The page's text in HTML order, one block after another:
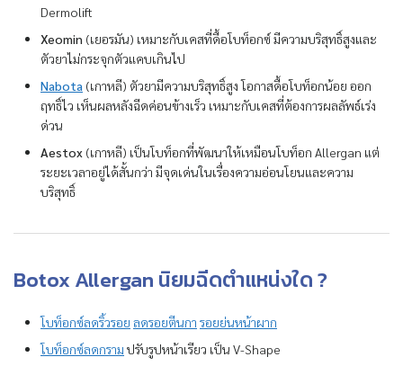
Dermolift
Xeomin (เยอรมัน) เหมาะกับเคสที่ดื้อโบท็อกซ์ มีความบริสุทธิ์สูงและ
ตัวยาไม่กระจุกตัวแคบเกินไป
Nabota (เกาหลี) ตัวยามีความบริสุทธิ์สูง โอกาสดื้อโบท็อกน้อย ออก
ฤทธิ์ไว เห็นผลหลังฉีดค่อนข้างเร็ว เหมาะกับเคสที่ต้องการผลลัพธ์เร่ง
ด่วน
Aestox (เกาหลี) เป็นโบท็อกที่พัฒนาให้เหมือนโบท็อก Allergan แต่
ระยะเวลาอยู่ได้สั้นกว่า มีจุดเด่นในเรื่องความอ่อนโยนและความ
บริสุทธิ์
Botox Allergan นิยมฉีดตำแหน่งใด ?
โบท็อกซ์ลดริ้วรอย ลดรอยตีนกา รอยย่นหน้าผาก
โบท็อกซ์ลดกราม ปรับรูปหน้าเรียว เป็น V-Shape